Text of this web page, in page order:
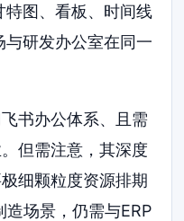
特图、看板、时间线
研发办公室在同一
书办公体系、且需
但需注意，其深度
细颗粒度资源排期
场景，仍需与ERP